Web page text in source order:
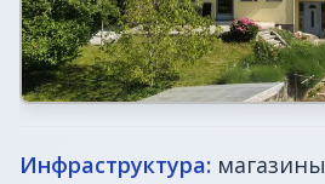
Инфраструктура: магазины